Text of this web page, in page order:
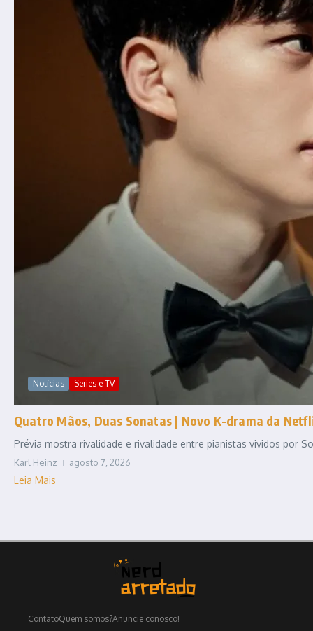
Notícias Series e TV
Quatro Mãos, Duas Sonatas | Novo K-drama da
Prévia mostra rivalidade e rivalidade entre pianistas vividos por
Karl Heinz agosto 7, 2026
Leia Mais
ContatoQuem somos?Anuncie conosco!